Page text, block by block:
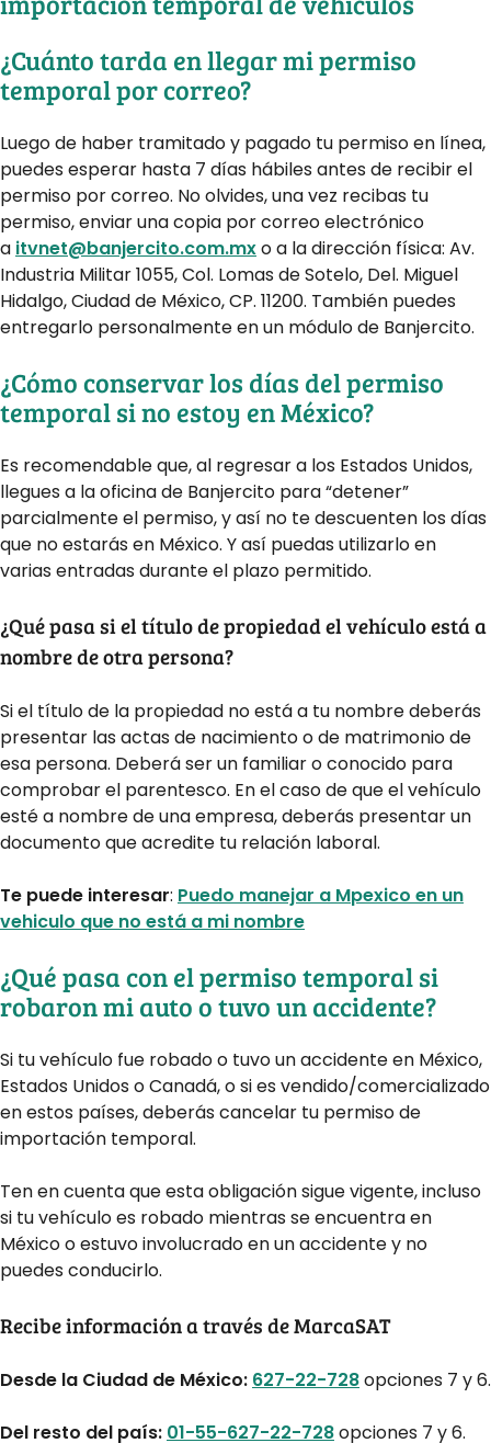
¿Cuánto tarda en llegar mi permiso
temporal por correo?
Luego de haber tramitado y pagado tu permiso en línea,
puedes esperar hasta 7 días hábiles antes de recibir el
permiso por correo. No olvides, una vez recibas tu
permiso, enviar una copia por correo electrónico
a itvnet@banjercito.com.mxo a la dirección física: Av.
Industria Militar 1055, Col. Lomas de Sotelo, Del. Miguel
Hidalgo, Ciudad de México, CP. 11200. También puedes
entregarlo personalmente en un módulo de Banjercito.
¿Cómo conservar los días del permiso
temporal si no estoy en México?
Es recomendable que, al regresar a los Estados Unidos,
llegues a la oficina de Banjercito para “detener”
parcialmente el permiso, y así no te descuenten los días
que no estarás en México. Y así puedas utilizarlo en
varias entradas durante el plazo permitido.
¿Qué pasa si el título de propiedad el vehículo está a
nombre de otra persona?
Si el título de la propiedad no está a tu nombre deberás
presentar las actas de nacimiento o de matrimonio de
esa persona. Deberá ser un familiar o conocido para
comprobar el parentesco. En el caso de que el vehículo
esté a nombre de una empresa, deberás presentar un
documento que acredite tu relación laboral.
Te puede interesar: Puedo manejar a Mpexico en un
vehiculo que no está a mi nombre
¿Qué pasa con el permiso temporal si
robaron mi auto o tuvo un accidente?
Si tu vehículo fue robado o tuvo un accidente en México,
Estados Unidos o Canadá, o si es vendido/comercializado
en estos países, deberás cancelar tu permiso de
importación temporal.
Ten en cuenta que esta obligación sigue vigente, incluso
si tu vehículo es robado mientras se encuentra en
México o estuvo involucrado en un accidente y no
puedes conducirlo.
Recibe información a través de MarcaSAT
Desde la Ciudad de México: 627-22-728opciones 7 y 6.
Del resto del país: 01-55-627-22-728opciones 7 y 6.